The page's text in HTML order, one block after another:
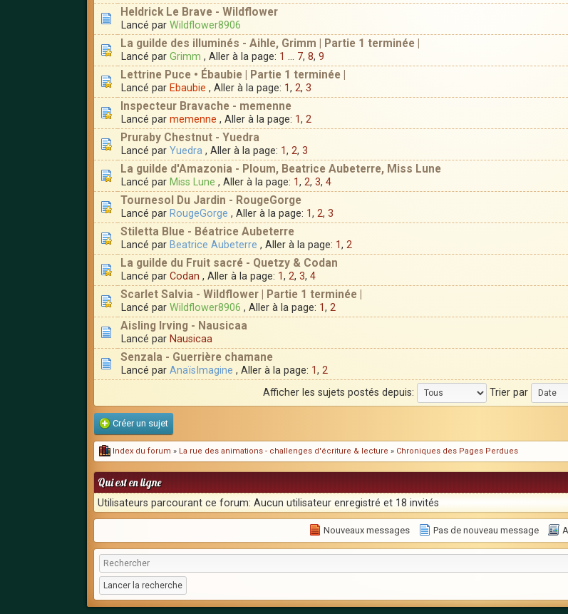
Heldrick Le Brave - Wildflower
Lancé par Wildflower8906
La guilde des illuminés - Aihle, Grimm | Partie 1 terminée |
Lancé par Grimm , Aller à la page: 1 7, 8, 9
Lettrine Puce • Ébaubie | Partie 1 terminée |
Lancé par Ebaubie , Aller à la page: 1, 2, 3
Inspecteur Bravache - memenne
Lancé par memenne , Aller à la page: 1, 2
Pruraby Chestnut - Yuedra
Lancé par Yuedra , Aller à la page: 1, 2, 3
La guilde d'Amazonia - Ploum, Beatrice Aubeterre, Miss Lune
Lancé par Miss Lune , Aller à la page: 1, 2, 3, 4
Tournesol Du Jardin - RougeGorge
Lancé par RougeGorge , Aller à la page: 1, 2, 3
Stiletta Blue - Béatrice Aubeterre
Lancé par Beatrice Aubeterre , Aller à la page: 1, 2
La guilde du Fruit sacré - Quetzy & Codan
Lancé par Codan , Aller à la page: 1, 2, 3, 4
Scarlet Salvia - Wildflower | Partie 1 terminée |
Lancé par Wildflower8906 , Aller à la page: 1, 2
Aisling Irving - Nausicaa
Lancé par Nausicaa
Senzala - Guerrière chamane
Lancé par AnaïsImagine , Aller à la page: 1, 2
Afficher les sujets postés depuis: Trier par
Créer un sujet
Index du forum » La rue des animations - challenges d'écriture & lecture » Chroniques des Pages Perdues
Qui est en ligne
Utilisateurs parcourant ce forum: Aucun utilisateur enregistré et 18 invités
Nouveaux messages Pas de nouveau message